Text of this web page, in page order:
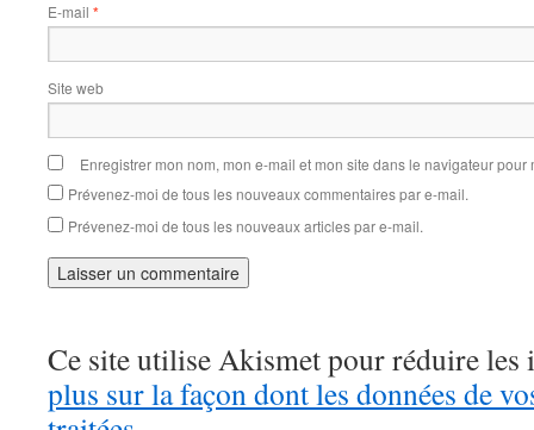
E-mail *
Site web
Enregistrer mon nom, mon e-mail et mon site dans le navigateur
Prévenez-moi de tous les nouveaux commentaires par e-mail.
Prévenez-moi de tous les nouveaux articles par e-mail.
Ce site utilise Akismet pour réduire les
plus sur la façon dont les données de